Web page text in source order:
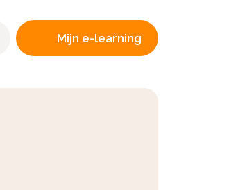
Mijn e-learning